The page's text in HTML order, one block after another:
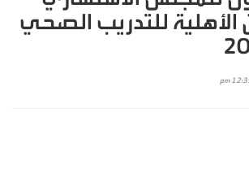
الأهلية للتدريب الصحي